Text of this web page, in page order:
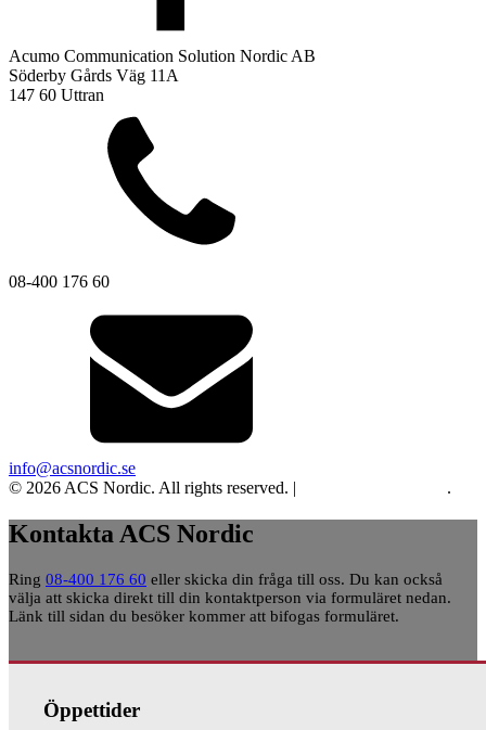
Acumo Communication Solution Nordic AB
Söderby Gårds Väg 11A
147 60 Uttran
08-400 176 60
info@acsnordic.se
© 2026 ACS Nordic. All rights reserved. |
.
Kontakta ACS Nordic
Ring 08-400 176 60 eller skicka din fråga till oss. Du kan också
välja att skicka direkt till din kontaktperson via formuläret nedan.
Länk till sidan du besöker kommer att bifogas formuläret.
Öppettider